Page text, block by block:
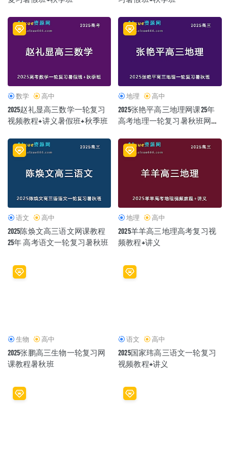
数学 高中
2025赵礼显高三数学一轮复习
视频教程+讲义暑假班+秋季班
地理 高中
2025张艳平高三地理网课25年
高考地理一轮复习暑秋班网课
语文 高中
2025陈焕文高三语文网课教程
25年 高考语文一轮复习暑秋班
地理 高中
2025羊羊高三地理高考复习视
频教程+讲义
生物 高中
2025张鹏高三生物一轮复习网
课教程暑秋班
语文 高中
2025国家玮高三语文一轮复习
视频教程+讲义